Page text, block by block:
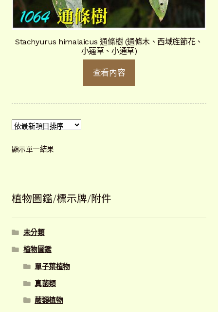
Stachyurus himalaicus 通條樹 (通條木、西域旌節花、
小蓪草、小通草)
查看內容
顯示單一結果
植物圖鑑/標示牌/附件
未分類
植物圖鑑
單子葉植物
真菌類
蕨類植物